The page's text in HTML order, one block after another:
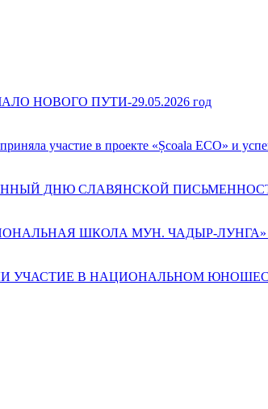
НОВОГО ПУТИ-29.05.2026 год
участие в проекте «Școala ECO» и
ДНЮ СЛАВЯНСКОЙ
ШКОЛА МУН. ЧАДЫР-ЛУНГА»
В НАЦИОНАЛЬНОМ